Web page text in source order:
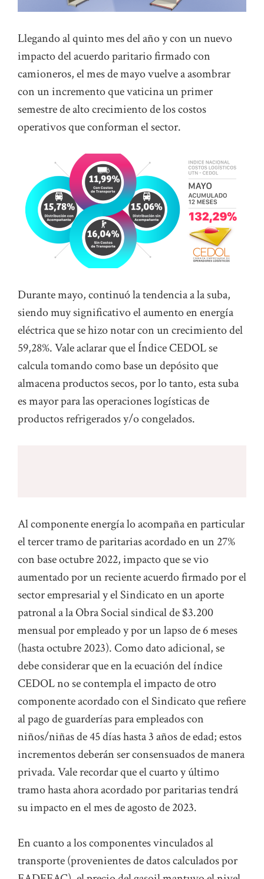
Llegando al quinto mes del año y con un nuevo
impacto del acuerdo paritario firmado con
camioneros, el mes de mayo vuelve a asombrar
con un incremento que vaticina un primer
semestre de alto crecimiento de los costos
operativos que conforman el sector.
Durante mayo, continuó la tendencia a la suba,
siendo muy significativo el aumento en energía
eléctrica que se hizo notar con un crecimiento del
59,28%. Vale aclarar que el Índice CEDOL se
calcula tomando como base un depósito que
almacena productos secos, por lo tanto, esta suba
es mayor para las operaciones logísticas de
productos refrigerados y/o congelados.
Al componente energía lo acompaña en particular
el tercer tramo de paritarias acordado en un 27%
con base octubre 2022, impacto que se vio
aumentado por un reciente acuerdo firmado por el
sector empresarial y el Sindicato en un aporte
patronal a la Obra Social sindical de $3.200
mensual por empleado y por un lapso de 6 meses
(hasta octubre 2023). Como dato adicional, se
debe considerar que en la ecuación del índice
CEDOL no se contempla el impacto de otro
componente acordado con el Sindicato que refiere
al pago de guarderías para empleados con
niños/niñas de 45 días hasta 3 años de edad; estos
incrementos deberán ser consensuados de manera
privada. Vale recordar que el cuarto y último
tramo hasta ahora acordado por paritarias tendrá
su impacto en el mes de agosto de 2023.
En cuanto a los componentes vinculados al
transporte (provenientes de datos calculados por